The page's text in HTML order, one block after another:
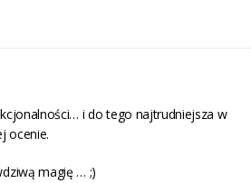
i do tego najtrudniejsza w
ocenie.
magię … ;)